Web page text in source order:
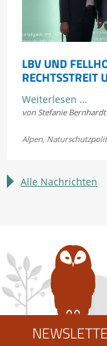
LBV UND
RECHTSSTREIT
Weiterlesen …LBV
und
im
von Stefanie
Alpen,
Alle Nachrichten